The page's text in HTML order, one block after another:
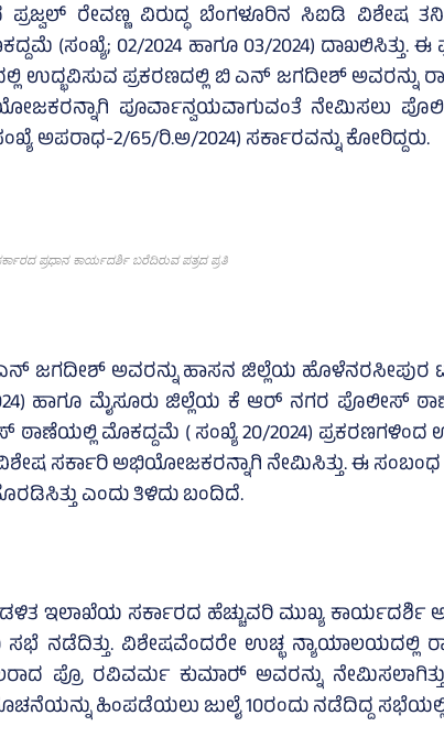
ರೇವಣ್ಣ ವಿರುದ್ಧ ಬೆಂಗಳೂರಿನ ಸಿಐಡಿ ವಿಶೇಷ
(ಸಂಖ್ಯೆ; 02/2024 ಹಾಗೂ 03/2024) ದಾಖಲಿಸಿತ್ತು.
ಉದ್ಭವಿಸುವ ಪ್ರಕರಣದಲ್ಲಿ ಬಿ ಎನ್‌ ಜಗದೀಶ್‌ ಅವರನ್ನು
ಪೂರ್ವಾನ್ವಯವಾಗುವಂತೆ ನೇಮಿಸಲು
ಅಪರಾಧ-2/65/ರಿ.ಅ/2024) ಸರ್ಕಾರವನ್ನು ಕೋರಿದ್ದರು.
ಪ್ರಧಾನ ಕಾರ್ಯದರ್ಶಿ ಬರೆದಿರುವ ಪತ್ರದ ಪ್ರತಿ
ಜಗದೀಶ್‌ ಅವರನ್ನು ಹಾಸನ ಜಿಲ್ಲೆಯ
ಹಾಗೂ ಮೈಸೂರು ಜಿಲ್ಲೆಯ ಕೆ ಆರ್ ನಗರ ಪೊಲೀಸ್‌
ಮೊಕದ್ದಮೆ ( ಸಂಖ್ಯೆ 20/2024)
ಸರ್ಕಾರಿ ಅಭಿಯೋಜಕರನ್ನಾಗಿ ನೇಮಿಸಿತ್ತು. ಈ ಸಂಬಂಧ
ಎಂದು ತಿಳಿದು ಬಂದಿದೆ.
ಇಲಾಖೆಯ ಸರ್ಕಾರದ ಹೆಚ್ಚುವರಿ ಮುಖ್ಯ ಕಾರ್ಯದರ್ಶಿ
ಸಭೆ ನಡೆದಿತ್ತು. ವಿಶೇಷವೆಂದರೇ ಉಚ್ಛ ನ್ಯಾಯಾಲಯದಲ್ಲಿ
ಪ್ರೊ ರವಿವರ್ಮ ಕುಮಾರ್‍‌ ಅವರನ್ನು
ಹಿಂಪಡೆಯಲು ಜುಲೈ 10ರಂದು ನಡೆದಿದ್ದ